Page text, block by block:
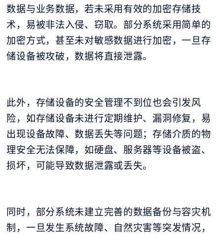
数据与业务数据，若未采用有效的加密存储技
术，易被非法入侵、窃取。部分系统采用简单的
加密方式，甚至未对敏感数据进行加密，一旦存
储设备被攻破，数据将直接泄露。
此外，存储设备的安全管理不到位也会引发风
险，如存储设备未进行定期维护、漏洞修复，易
出现设备故障、数据丢失等问题；存储介质的物
理安全无法保障，如硬盘、服务器等设备被盗、
损坏，可能导致数据泄露或丢失。
同时，部分系统未建立完善的数据备份与容灾机
制，一旦发生系统故障、自然灾害等突发情况，